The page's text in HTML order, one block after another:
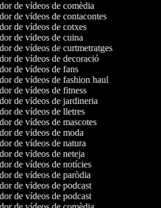
de vídeos de comèdia
de vídeos de contacontes
de vídeos de cotxes
de vídeos de cuina
de vídeos de curtmetratges
de vídeos de decoració
de vídeos de fans
de vídeos de fashion haul
de vídeos de fitness
de vídeos de jardineria
de vídeos de lletres
de vídeos de mascotes
de vídeos de moda
de vídeos de natura
de vídeos de neteja
de vídeos de notícies
de vídeos de paròdia
de vídeos de podcast
de vídeos de podcast